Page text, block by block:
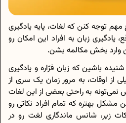
مهم توجه کنن که لغات، پایه یادگیری
یادگیری زبان به افراد این امکان رو
وارد بخش مکالمه بشن.
باشین که زبان فرّاره و یادگیری
از اوقات، به مرور زمان یک سری از
به راحتی بعضی از این لغات
مشکل بهتره که تمام افراد نکاتی رو
زیر، شانس ماندگاری لغت رو در